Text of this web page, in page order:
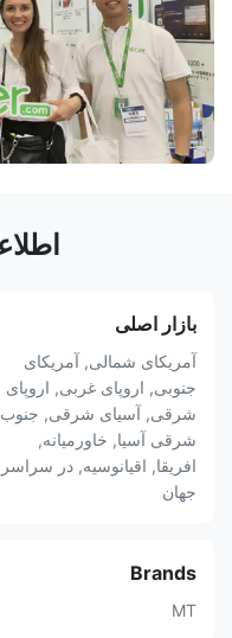
بازار اصلی
آمریکای شمالی, آمریکای
جنوبی, اروپای غربی, اروپای
شرقی, آسیای شرقی, جنوب
شرقی آسیا, خاورمیانه,
افریقا, اقیانوسیه, در سراسر
جهان
Brands
MT